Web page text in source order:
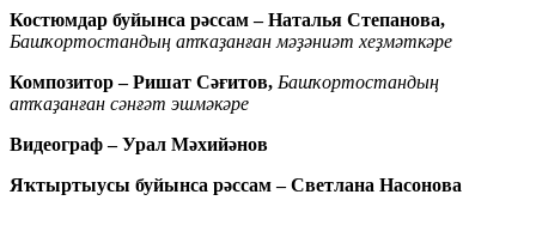
Костюмдар буйынса рәссам – Наталья Степанова,
Башҡортостандың атҡаҙанған мәҙәниәт хеҙмәткәре
Композитор – Ришат Сәғитов, Башҡортостандың
атҡаҙанған сәнғәт эшмәкәре
Видеограф – Урал Мәхийәнов
Яҡтыртыусы буйынса рәссам – Светлана Насонова